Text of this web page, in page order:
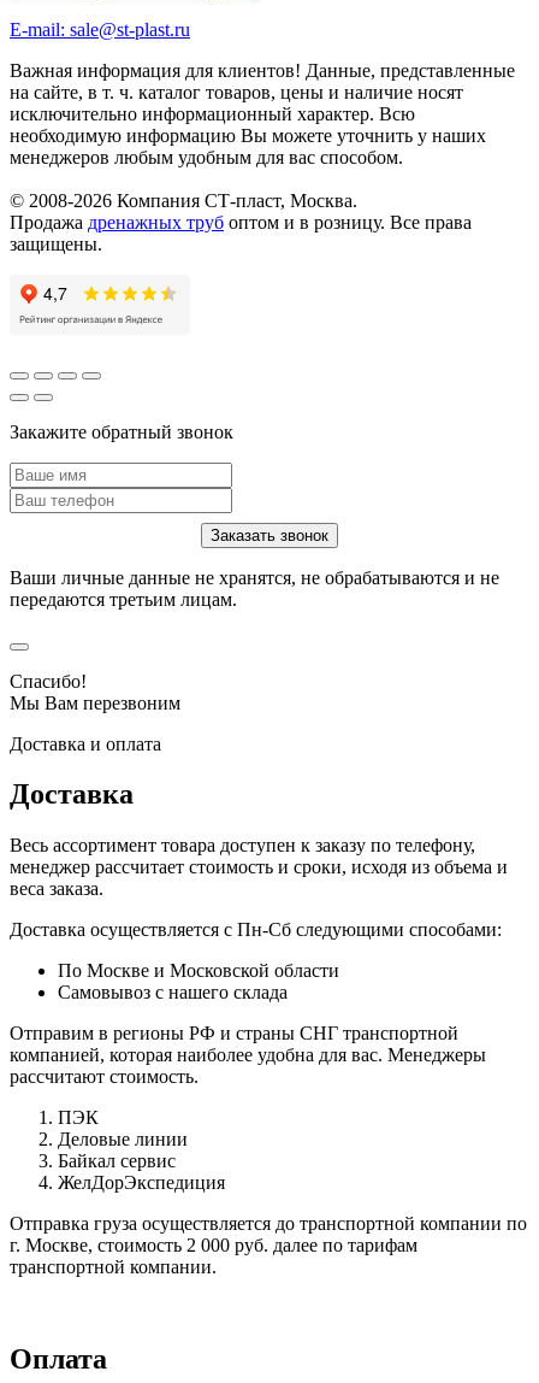
E-mail: sale@st-plast.ru
Важная информация для клиентов! Данные, представленные
на сайте, в т. ч. каталог товаров, цены и наличие носят
исключительно информационный характер. Всю
необходимую информацию Вы можете уточнить у наших
менеджеров любым удобным для вас способом.
© 2008-2026 Компания СТ-пласт, Москва.
Продажа дренажных труб оптом и в розницу. Все права
защищены.
Закажите обратный звонок
Ваши личные данные не хранятся, не обрабатываются и не
передаются третьим лицам.
Спасибо!
Мы Вам перезвоним
Доставка и оплата
Доставка
Весь ассортимент товара доступен к заказу по телефону,
менеджер рассчитает стоимость и сроки, исходя из объема и
веса заказа.
Доставка осуществляется с Пн-Сб следующими способами:
По Москве и Московской области
Самовывоз с нашего склада
Отправим в регионы РФ и страны СНГ транспортной
компанией, которая наиболее удобна для вас. Менеджеры
рассчитают стоимость.
ПЭК
Деловые линии
Байкал сервис
ЖелДорЭкспедиция
Отправка груза осуществляется до транспортной компании по
г. Москве, стоимость 2 000 руб. далее по тарифам
транспортной компании.
Оплата